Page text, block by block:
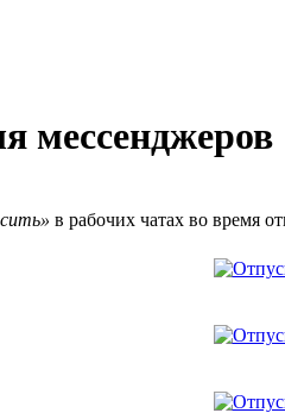
мессенджеров
в рабочих чатах во время